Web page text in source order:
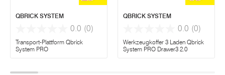
QBRICK SYSTEM
0.0 (0)
Transport-Plattform Qbrick
System PRO
QBRICK SYSTEM
0.0 (0)
Werkzeugkoffer 3 Laden Qbrick
System PRO Drawer3 2.0